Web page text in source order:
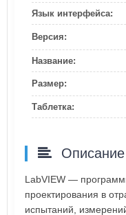
Язык интерфейса:
Версия:
Название:
Размер:
Таблетка:
Описание
LabVIEW —
проектирования в
испытаний,